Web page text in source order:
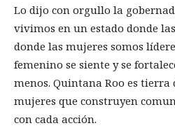
Lo dijo con orgullo la
vivimos en un estado donde
donde las mujeres somos
femenino se siente y se
menos. Quintana Roo es tierra
mujeres que construyen
con cada acción.